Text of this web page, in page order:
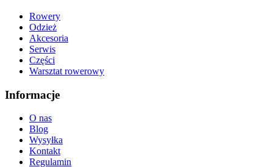
Rowery
Odzież
Akcesoria
Serwis
Części
Warsztat rowerowy
Informacje
O nas
Blog
Wysyłka
Kontakt
Regulamin